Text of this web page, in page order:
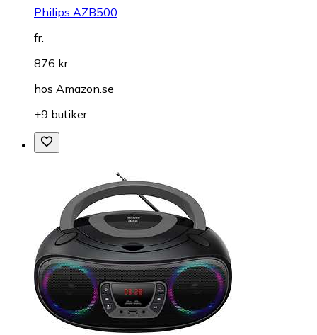
Philips AZB500
fr.
876 kr
hos Amazon.se
+9 butiker